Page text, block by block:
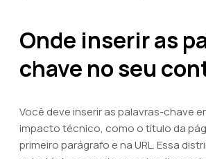
Onde inserir as
chave no seu
Você deve inserir as palavras-chave
impacto técnico, como o título da
primeiro parágrafo e na URL. Essa